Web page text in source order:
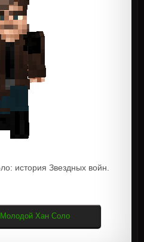
история Звездных войн.
Молодой Хан Соло